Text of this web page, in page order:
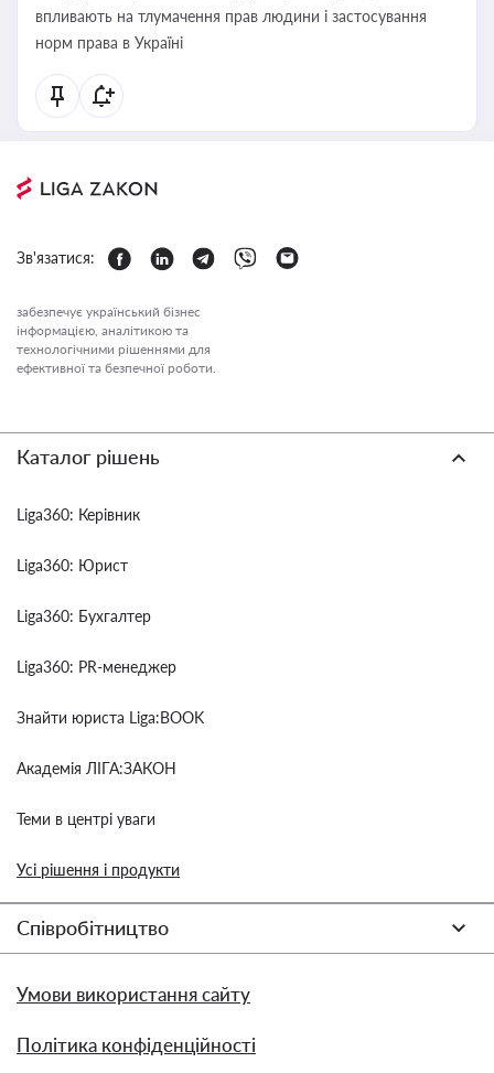
впливають на тлумачення прав людини і застосування
норм права в Україні
Зв'язатися:
забезпечує український бізнес
інформацією, аналітикою та
технологічними рішеннями для
ефективної та безпечної роботи.
Каталог рішень
Liga360: Керівник
Liga360: Юрист
Liga360: Бухгалтер
Liga360: PR-менеджер
Знайти юриста Liga:BOOK
Академія ЛІГА:ЗАКОН
Теми в центрі уваги
Усі рішення і продукти
Співробітництво
Умови використання сайту
Політика конфіденційності